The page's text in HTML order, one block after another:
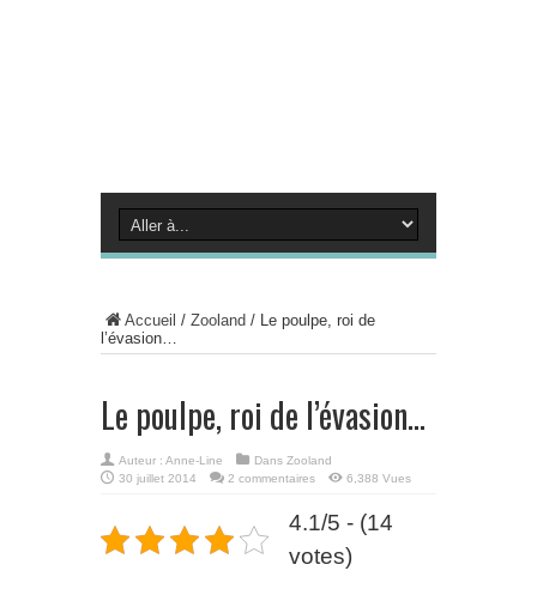
Accueil / Zooland / Le poulpe, roi de
l’évasion…
Le poulpe, roi de l’évasion…
Auteur : Anne-Line Dans Zooland
30 juillet 2014
2 commentaires 6,388 Vues
4.1/5 - (14
votes)